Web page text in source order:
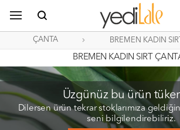
s
ÇANTA BREMEN KADIN
BREMEN KADIN SIRT
Üzgünüz bu ürün
Dilersen ürün tekrar stoklarımıza
seni bilgilendirebiliriz.